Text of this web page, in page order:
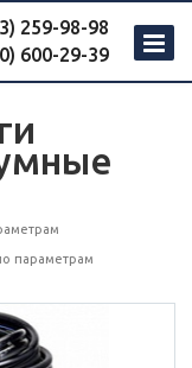
259-98-98
600-29-39
параметрам